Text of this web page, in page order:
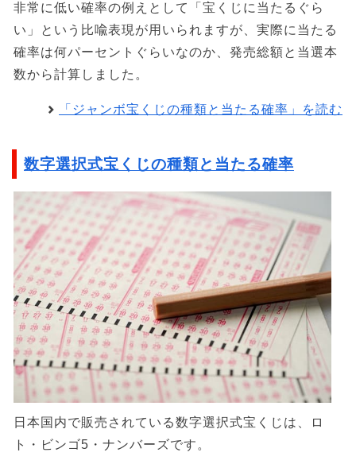
非常に低い確率の例えとして「宝くじに当たるぐら
い」という比喩表現が用いられますが、実際に当たる
確率は何パーセントぐらいなのか、発売総額と当選本
数から計算しました。
「ジャンボ宝くじの種類と当たる確率」を読む
数字選択式宝くじの種類と当たる確率
日本国内で販売されている数字選択式宝くじは、ロ
ト・ビンゴ5・ナンバーズです。